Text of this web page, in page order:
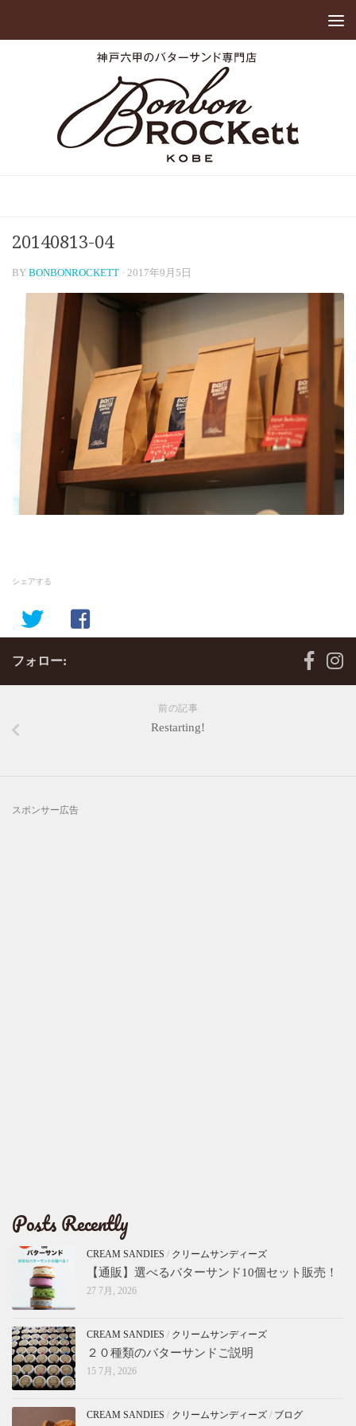
20140813-04
BY BONBONROCKETT · 2017年9月5日
シェアする
フォロー:
前の記事
Restarting!
スポンサー広告
Posts Recently
CREAM SANDIES / クリームサンディーズ
【通販】選べるバターサンド10個セット販売！
27 7月, 2026
CREAM SANDIES / クリームサンディーズ
２０種類のバターサンドご説明
15 7月, 2026
CREAM SANDIES / クリームサンディーズ / ブログ